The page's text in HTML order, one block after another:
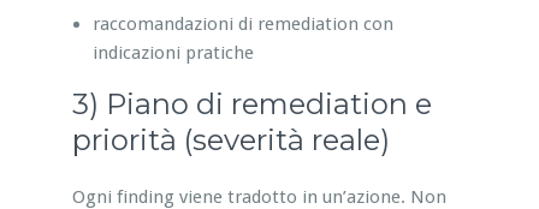
raccomandazioni di remediation con
indicazioni pratiche
3) Piano di remediation e
priorità (severità reale)
Ogni finding viene tradotto in un’azione. Non